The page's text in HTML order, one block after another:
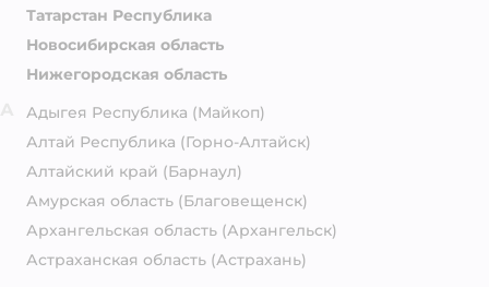
Татарстан Республика
Новосибирская область
Нижегородская область
Адыгея Республика (Майкоп)
Алтай Республика (Горно-Алтайск)
Алтайский край (Барнаул)
Амурская область (Благовещенск)
Архангельская область (Архангельск)
Астраханская область (Астрахань)